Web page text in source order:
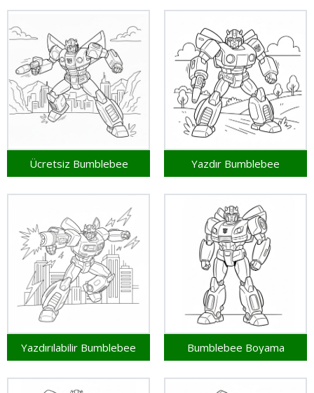
Ücretsiz Bumblebee Yazdır Bumblebee
Yazdırılabilir Bumblebee Bumblebee Boyama